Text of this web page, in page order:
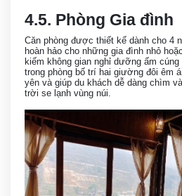
4.5. Phòng Gia đình
Căn phòng được thiết kế dành cho 4
hoàn hảo cho những gia đình nhỏ
kiếm không gian nghỉ dưỡng ấm
trong phòng bố trí hai giường đôi êm
yên và giúp du khách dễ dàng chìm
trời se lạnh vùng núi.